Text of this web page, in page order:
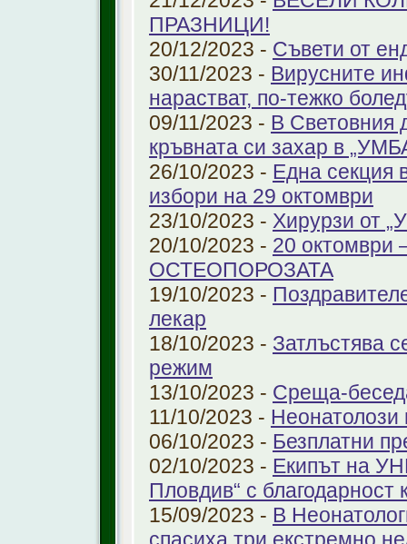
ПРАЗНИЦИ!
20/12/2023 - Съвети от
30/11/2023 - Вирусните
нарастват, по-тежко
09/11/2023 - В Световния
кръвната си захар в
26/10/2023 - Една секция
избори на 29 октомври
23/10/2023 - Хирурзи от
20/10/2023 - 20
ОСТЕОПОРОЗАТА
19/10/2023 -
лекар
18/10/2023 - Затлъстява
режим
13/10/2023 - Среща-
11/10/2023 -
06/10/2023 - Безплатни
02/10/2023 - Екипът на
Пловдив“ с благодарност
15/09/2023 - В